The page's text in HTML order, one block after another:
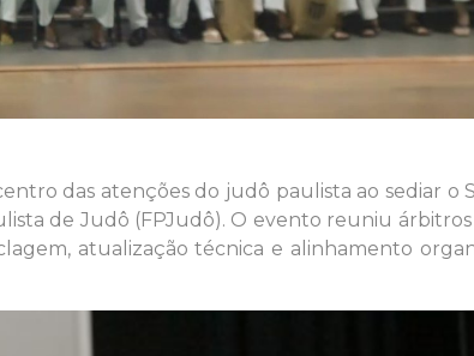
das atenções do judô paulista ao sediar o
de Judô (FPJudô). O evento reuniu
atualização técnica e alinhamento